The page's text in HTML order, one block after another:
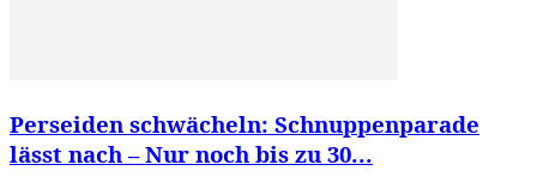
Perseiden schwächeln: Schnuppenparade
lässt nach – Nur noch bis zu 30...